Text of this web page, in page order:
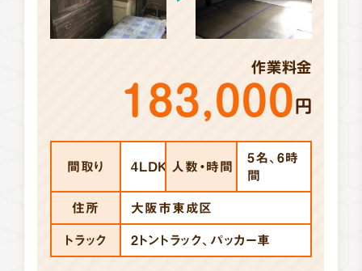
作業料金
183,000円
間取り 4LDK 人数・時間
5名、6時
間
住所 大阪市東成区
トラック 2トントラック、パッカー車